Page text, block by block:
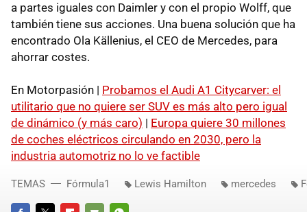
a partes iguales con Daimler y con el propio Wolff, que
también tiene sus acciones. Una buena solución que ha
encontrado Ola Källenius, el CEO de Mercedes, para
ahorrar costes.
En Motorpasión | Probamos el Audi A1 Citycarver: el
utilitario que no quiere ser SUV es más alto pero igual
de dinámico (y más caro) | Europa quiere 30 millones
de coches eléctricos circulando en 2030, pero la
industria automotriz no lo ve factible
TEMAS Fórmula1 Lewis Hamilton mercedes